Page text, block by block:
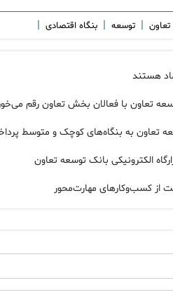
| توسعه | بنگاه اقتصادی |
هستند
تعاون با فعالان بخش تعاون رقم
تعاون به بنگاه‌های کوچک و متوسط
الکترونیکی بانک توسعه تعاون
از کسب‌وکارهای مهارت‌محور